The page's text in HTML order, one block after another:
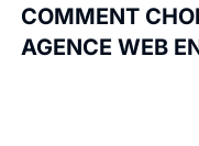
COMMENT
AGENCE WEB